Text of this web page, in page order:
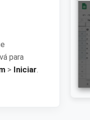
para
> Iniciar.